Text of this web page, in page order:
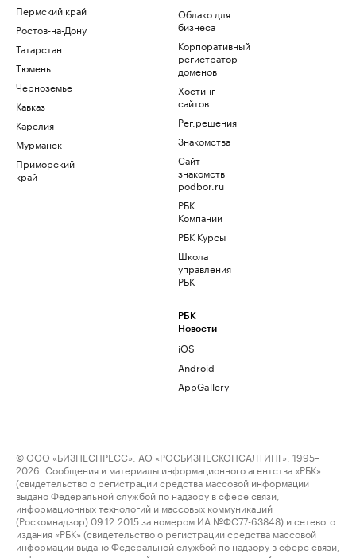
Пермский край
Ростов-на-Дону
Татарстан
Тюмень
Черноземье
Кавказ
Карелия
Мурманск
Приморский
край
Облако для
бизнеса
Корпоративный
регистратор
доменов
Хостинг
сайтов
Рег.решения
Знакомства
Сайт
знакомств
podbor.ru
РБК
Компании
РБК Курсы
Школа
управления
РБК
РБК
Новости
iOS
Android
AppGallery
© ООО «БИЗНЕСПРЕСС», АО «РОСБИЗНЕСКОНСАЛТИНГ», 1995–
2026. Сообщения и материалы информационного агентства «РБК»
(свидетельство о регистрации средства массовой информации
выдано Федеральной службой по надзору в сфере связи,
информационных технологий и массовых коммуникаций
(Роскомнадзор) 09.12.2015 за номером ИА №ФС77-63848) и сетевого
издания «РБК» (свидетельство о регистрации средства массовой
информации выдано Федеральной службой по надзору в сфере связи,